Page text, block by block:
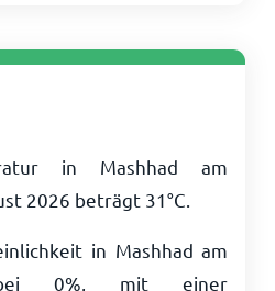
in Mashhad am
2026 beträgt 31°C
in Mashhad am
0%, mit einer